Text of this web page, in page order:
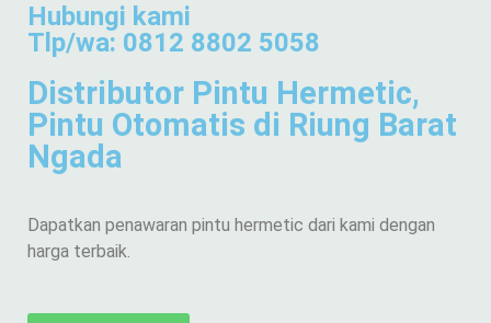
Hubungi kami
Tlp/wa: 0812 8802 5058
Distributor Pintu Hermetic,
Pintu Otomatis di Riung Barat
Ngada
Dapatkan penawaran pintu hermetic dari kami dengan
harga terbaik.